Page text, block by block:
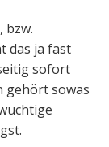
bzw.
das ja fast
sofort
gehört sowas